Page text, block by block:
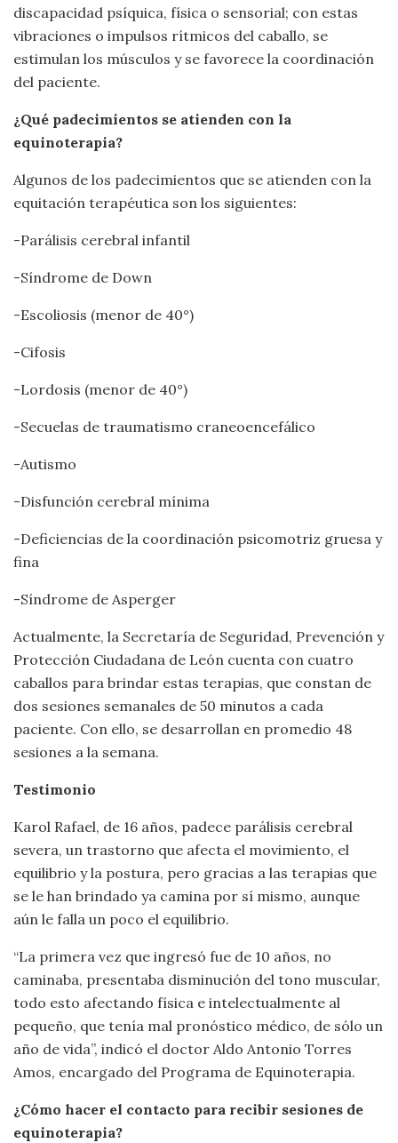
discapacidad psíquica, física o sensorial; con estas
vibraciones o impulsos rítmicos del caballo, se
estimulan los músculos y se favorece la coordinación
del paciente.
¿Qué padecimientos se atienden con la
equinoterapia?
Algunos de los padecimientos que se atienden con la
equitación terapéutica son los siguientes:
-Parálisis cerebral infantil
-Síndrome de Down
-Escoliosis (menor de 40°)
-Cifosis
-Lordosis (menor de 40°)
-Secuelas de traumatismo craneoencefálico
-Autismo
-Disfunción cerebral mínima
-Deficiencias de la coordinación psicomotriz gruesa y
fina
-Síndrome de Asperger
Actualmente, la Secretaría de Seguridad, Prevención y
Protección Ciudadana de León cuenta con cuatro
caballos para brindar estas terapias, que constan de
dos sesiones semanales de 50 minutos a cada
paciente. Con ello, se desarrollan en promedio 48
sesiones a la semana.
Testimonio
Karol Rafael, de 16 años, padece parálisis cerebral
severa, un trastorno que afecta el movimiento, el
equilibrio y la postura, pero gracias a las terapias que
se le han brindado ya camina por sí mismo, aunque
aún le falla un poco el equilibrio.
“La primera vez que ingresó fue de 10 años, no
caminaba, presentaba disminución del tono muscular,
todo esto afectando física e intelectualmente al
pequeño, que tenía mal pronóstico médico, de sólo un
año de vida”, indicó el doctor Aldo Antonio Torres
Amos, encargado del Programa de Equinoterapia.
¿Cómo hacer el contacto para recibir sesiones de
equinoterapia?